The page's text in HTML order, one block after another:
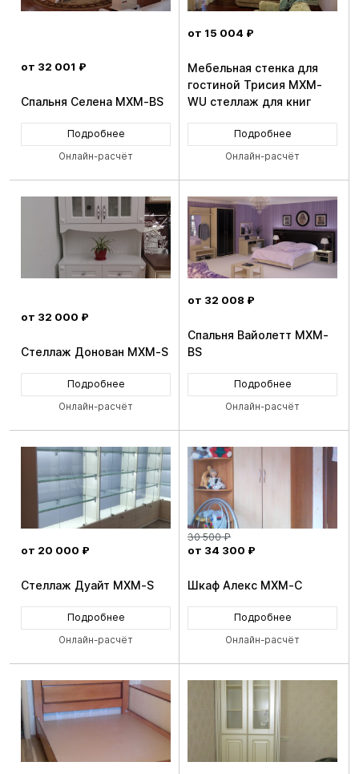
от 32 001 ₽
Спальня Селена MXM-BS
Подробнее
Онлайн-расчёт
от 15 004 ₽
Мебельная стенка для
гостиной Трисия MXM-
WU стеллаж для книг
Подробнее
Онлайн-расчёт
от 32 000 ₽
Стеллаж Донован MXM-S
Подробнее
Онлайн-расчёт
от 32 008 ₽
Спальня Вайолетт MXM-
BS
Подробнее
Онлайн-расчёт
от 20 000 ₽
Стеллаж Дуайт MXM-S
Подробнее
Онлайн-расчёт
30 500 ₽
от 34 300 ₽
Шкаф Алекс MXM-C
Подробнее
Онлайн-расчёт